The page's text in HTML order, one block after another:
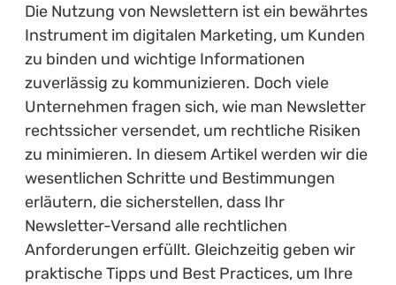
Die Nutzung von Newslettern ist ein bewährtes
Instrument im digitalen Marketing, um Kunden
zu binden und wichtige Informationen
zuverlässig zu kommunizieren. Doch viele
Unternehmen fragen sich, wie man Newsletter
rechtssicher versendet, um rechtliche Risiken
zu minimieren. In diesem Artikel werden wir die
wesentlichen Schritte und Bestimmungen
erläutern, die sicherstellen, dass Ihr
Newsletter-Versand alle rechtlichen
Anforderungen erfüllt. Gleichzeitig geben wir
praktische Tipps und Best Practices, um Ihre